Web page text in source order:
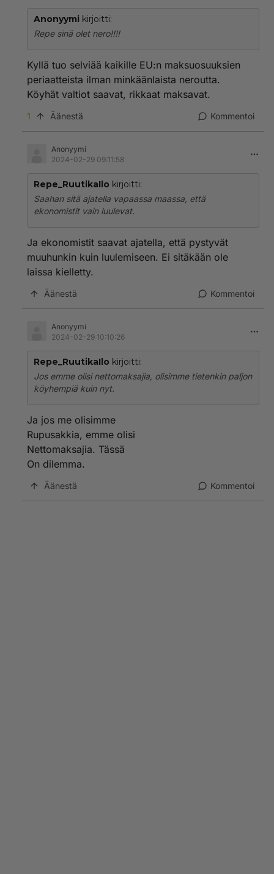
Anonyymi kirjoitti:
Repe sinä olet nero!!!!
Kyllä tuo selviää kaikille EU:n maksuosuuksien
periaatteista ilman minkäänlaista neroutta.
Köyhät valtiot saavat, rikkaat maksavat.
1 Äänestä Kommentoi
Anonyymi
2024-02-29 09:11:58
Repe_RuutikaIlo kirjoitti:
Saahan sitä ajatella vapaassa maassa, että
ekonomistit vain luulevat.
Ja ekonomistit saavat ajatella, että pystyvät
muuhunkin kuin luulemiseen. Ei sitäkään ole
laissa kielletty.
Äänestä Kommentoi
Anonyymi
2024-02-29 10:10:26
Repe_RuutikaIlo kirjoitti:
Jos emme olisi nettomaksajia, olisimme tietenkin paljon
köyhempiä kuin nyt.
Ja jos me olisimme
Rupusakkia, emme olisi
Nettomaksajia. Tässä
On dilemma.
Äänestä Kommentoi